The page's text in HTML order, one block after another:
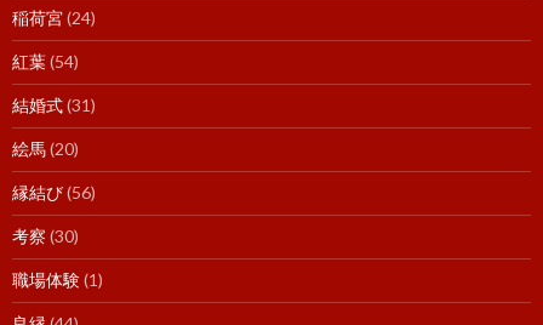
稲荷宮(24)
紅葉(54)
結婚式(31)
絵馬(20)
縁結び(56)
考察 (30)
職場体験(1)